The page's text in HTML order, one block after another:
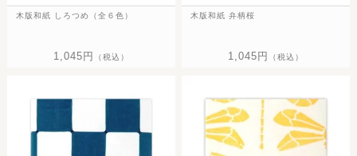
木版和紙 しろつめ（全６色）
1,045円 （税込）
木版和紙 弁柄桜
1,045円 （税込）